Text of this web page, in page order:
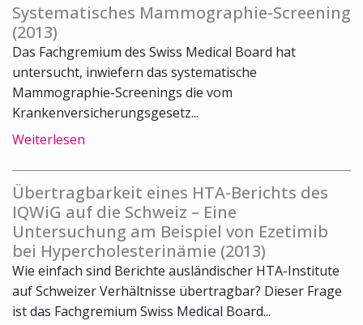
Systematisches Mammographie-Screening
(2013)
Das Fachgremium des Swiss Medical Board hat
untersucht, inwiefern das systematische
Mammographie-Screenings die vom
Krankenversicherungsgesetz...
Weiterlesen
Übertragbarkeit eines HTA-Berichts des
IQWiG auf die Schweiz – Eine
Untersuchung am Beispiel von Ezetimib
bei Hypercholesterinämie (2013)
Wie einfach sind Berichte ausländischer HTA-Institute
auf Schweizer Verhältnisse übertragbar? Dieser Frage
ist das Fachgremium Swiss Medical Board...